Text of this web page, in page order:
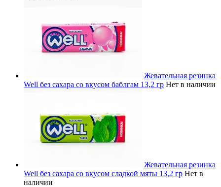
Жевательная резинка
Well без сахара со вкусом баблгам 13,2 гр Нет в наличии
Жевательная резинка
Well без сахара со вкусом сладкой мяты 13,2 гр Нет в
наличии